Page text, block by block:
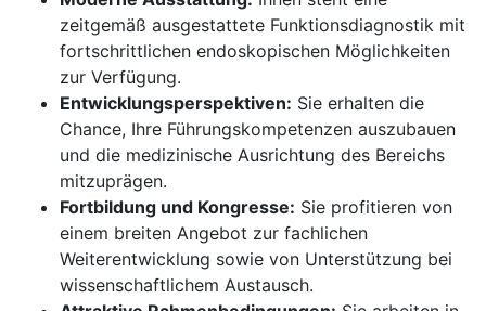
zeitgemäß ausgestattete Funktionsdiagnostik mit
fortschrittlichen endoskopischen Möglichkeiten
zur Verfügung.
Entwicklungsperspektiven: Sie erhalten die
Chance, Ihre Führungskompetenzen auszubauen
und die medizinische Ausrichtung des Bereichs
mitzuprägen.
Fortbildung und Kongresse: Sie profitieren von
einem breiten Angebot zur fachlichen
Weiterentwicklung sowie von Unterstützung bei
wissenschaftlichem Austausch.